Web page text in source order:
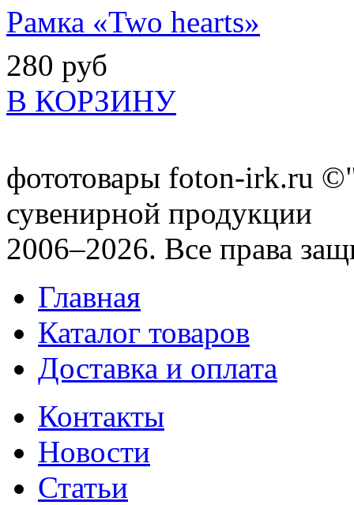
Рамка «Two hearts»
280 руб
В КОРЗИНУ
фототовары foton-irk.ru
сувенирной продукции
2006–2026. Все права
Главная
Каталог товаров
Доставка и оплата
Контакты
Новости
Статьи